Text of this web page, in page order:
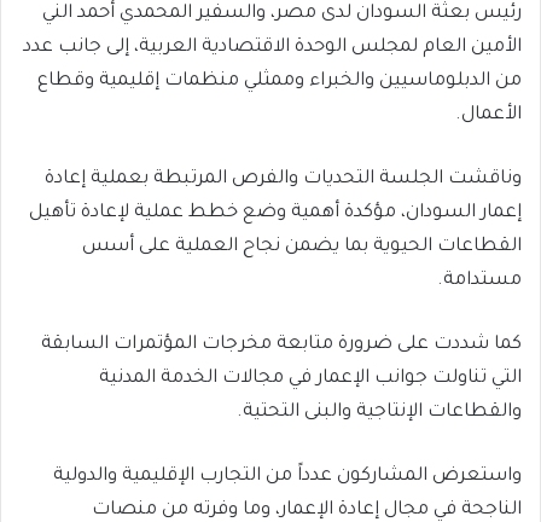
رئيس بعثة السودان لدى مصر، والسفير المحمدي أحمد الني
الأمين العام لمجلس الوحدة الاقتصادية العربية، إلى جانب عدد
من الدبلوماسيين والخبراء وممثلي منظمات إقليمية وقطاع
الأعمال.
وناقشت الجلسة التحديات والفرص المرتبطة بعملية إعادة
إعمار السودان، مؤكدة أهمية وضع خطط عملية لإعادة تأهيل
القطاعات الحيوية بما يضمن نجاح العملية على أسس
مستدامة.
كما شددت على ضرورة متابعة مخرجات المؤتمرات السابقة
التي تناولت جوانب الإعمار في مجالات الخدمة المدنية
والقطاعات الإنتاجية والبنى التحتية.
واستعرض المشاركون عدداً من التجارب الإقليمية والدولية
الناجحة في مجال إعادة الإعمار، وما وفرته من منصات